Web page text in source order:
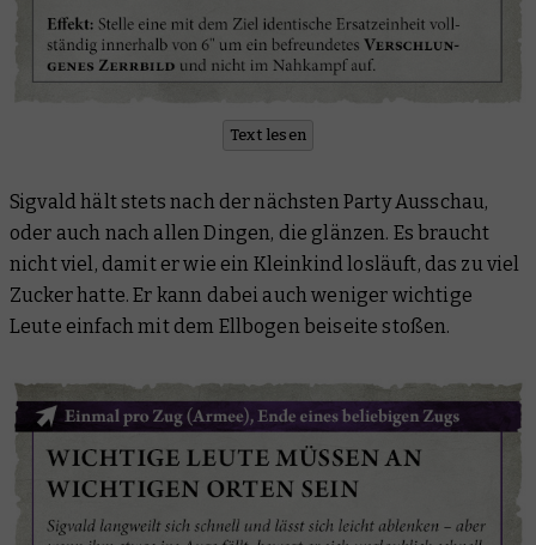
Text lesen
Sigvald hält stets nach der nächsten Party Ausschau,
oder auch nach allen Dingen, die glänzen. Es braucht
nicht viel, damit er wie ein Kleinkind losläuft, das zu viel
Zucker hatte. Er kann dabei auch weniger wichtige
Leute einfach mit dem Ellbogen beiseite stoßen.